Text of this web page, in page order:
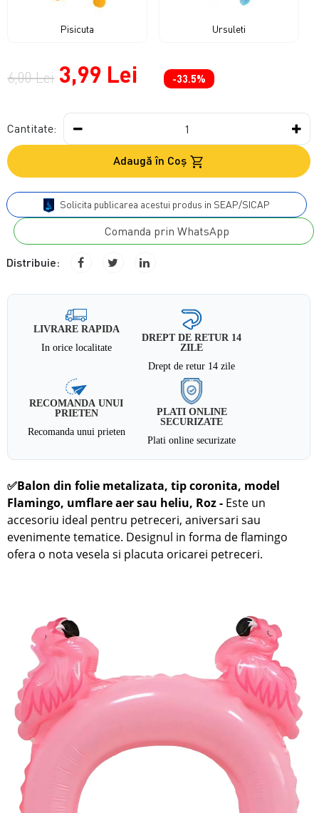
Pisicuta Ursuleti
6,00 Lei 3,99 Lei -33.5%
Cantitate:
Adaugă în Coş
Solicita publicarea acestui produs in SEAP/SICAP
Comanda prin WhatsApp
Distribuie:
LIVRARE RAPIDA
In orice localitate
DREPT DE RETUR 14
ZILE
Drept de retur 14 zile
RECOMANDA UNUI
PRIETEN
Recomanda unui prieten
PLATI ONLINE
SECURIZATE
Plati online securizate
✅Balon din folie metalizata, tip coronita, model
Flamingo, umflare aer sau heliu, Roz - Este un
accesoriu ideal pentru petreceri, aniversari sau
evenimente tematice. Designul in forma de flamingo
ofera o nota vesela si placuta oricarei petreceri.